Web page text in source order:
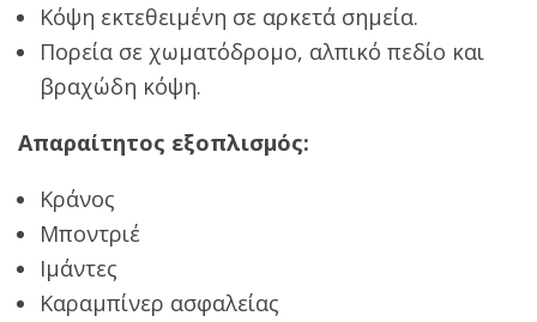
Κόψη εκτεθειμένη σε αρκετά σημεία.
Πορεία σε χωματόδρομο, αλπικό πεδίο και
βραχώδη κόψη.
Απαραίτητος εξοπλισμός:
Κράνος
Μποντριέ
Ιμάντες
Καραμπίνερ ασφαλείας